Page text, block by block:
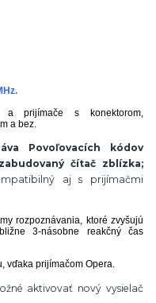
a prijímače s konektorom,
a bez.
Povoľovacích kódov
čítač zblízka;
aj s prijímačmi
rozpoznávania, ktoré zvyšujú
3-násobne reakčný čas
vďaka prijímačom Opera.
aktivovať nový vysielač